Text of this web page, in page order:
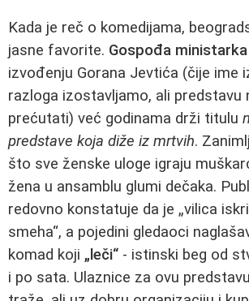
Kada je reč o komedijama,
jasne favorite. Gospođa ministarka
izvođenju Gorana Jevtića (čije ime
razloga izostavljamo, ali predstavu
prećutati) već godinama drži titulu
predstave koja diže iz mrtvih.
što sve ženske uloge igraju
žena u ansamblu glumi dečaka.
redovno konstatuje da je „vilica
smeha“, a pojedini gledaoci
komad koji „leči“ - istinski beg od
i po sata. Ulaznice za ovu